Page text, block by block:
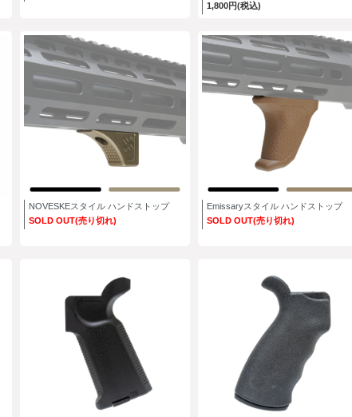
1,800円(税込)
NOVESKEスタイル ハンドストップ
SOLD OUT(売り切れ)
Emissaryスタイル ハンドストップ
SOLD OUT(売り切れ)